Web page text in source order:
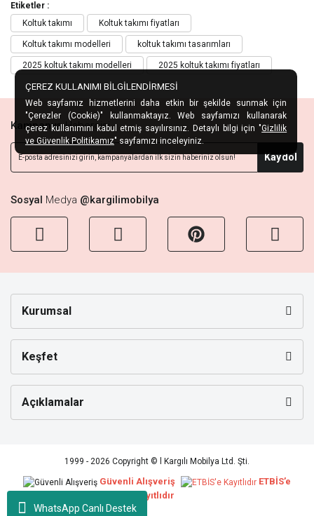
WhatsApp Canlı Destek
Etiketler :
Koltuk takımı
Koltuk takımı fiyatları
Koltuk takımı modelleri koltuk takımı tasarımları
2025 koltuk takımı modelleri 2025 koltuk takımı fiyatları
KampanyaHabercisi
Kaydol
Sosyal Medya @kargilimobilya
Kurumsal
Keşfet
Açıklamalar
1999 - 2026 Copyright © l Kargılı Mobilya Ltd. Şti.
Güvenli Alışveriş
ETBİS’e
Kayıtlıdır
ÇEREZ KULLANIMI BİLGİLENDİRMESİ
Web sayfamız hizmetlerini daha etkin bir şekilde sunmak için
"Çerezler (Cookie)" kullanmaktayız. Web sayfamızı kullanarak
çerez kullanımını kabul etmiş sayılırsınız. Detaylı bilgi için "Gizlilik
ve Güvenlik Politikamız" sayfamızı inceleyiniz.